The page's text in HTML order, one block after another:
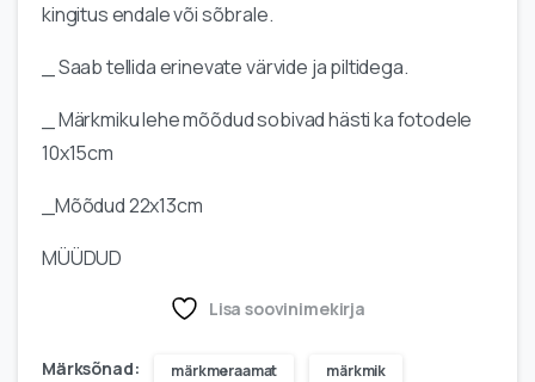
kingitus endale või sõbrale.
_ Saab tellida erinevate värvide ja piltidega.
_ Märkmiku lehe mõõdud sobivad hästi ka fotodele
10x15cm
_Mõõdud 22x13cm
MÜÜDUD
Lisa soovinimekirja
Märksõnad: märkmeraamat märkmik